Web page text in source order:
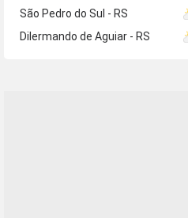
São Pedro do Sul - RS
Dilermando de Aguiar - RS